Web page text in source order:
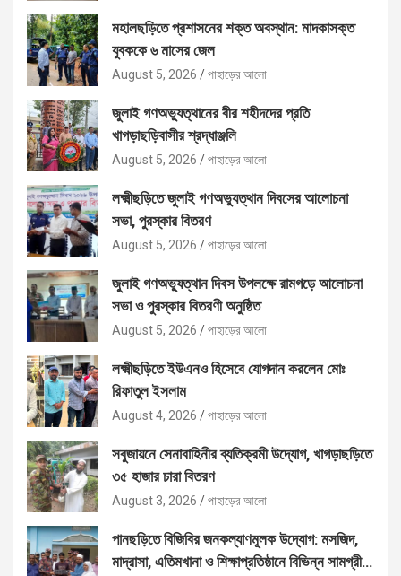
মহালছড়িতে প্রশাসনের শক্ত অবস্থান: মাদকাসক্ত
যুবককে ৬ মাসের জেল
August 5, 2026 পাহাড়ের আলো
জুলাই গণঅভ্যুত্থানের বীর শহীদদের প্রতি
খাগড়াছড়িবাসীর শ্রদ্ধাঞ্জলি
August 5, 2026 পাহাড়ের আলো
লক্ষ্মীছড়িতে জুলাই গণঅভ্যুত্থান দিবসের আলোচনা
সভা, পুরস্কার বিতরণ
August 5, 2026 পাহাড়ের আলো
জুলাই গণঅভ্যুত্থান দিবস উপলক্ষে রামগড়ে আলোচনা
সভা ও পুরস্কার বিতরণী অনুষ্ঠিত
August 5, 2026 পাহাড়ের আলো
লক্ষ্মীছড়িতে ইউএনও হিসেবে যোগদান করলেন মোঃ
রিফাতুল ইসলাম
August 4, 2026 পাহাড়ের আলো
সবুজায়নে সেনাবাহিনীর ব্যতিক্রমী উদ্যোগ, খাগড়াছড়িতে
৩৫ হাজার চারা বিতরণ
August 3, 2026 পাহাড়ের আলো
পানছড়িতে বিজিবির জনকল্যাণমূলক উদ্যোগ: মসজিদ,
মাদ্রাসা, এতিমখানা ও শিক্ষাপ্রতিষ্ঠানে বিভিন্ন সামগ্রী